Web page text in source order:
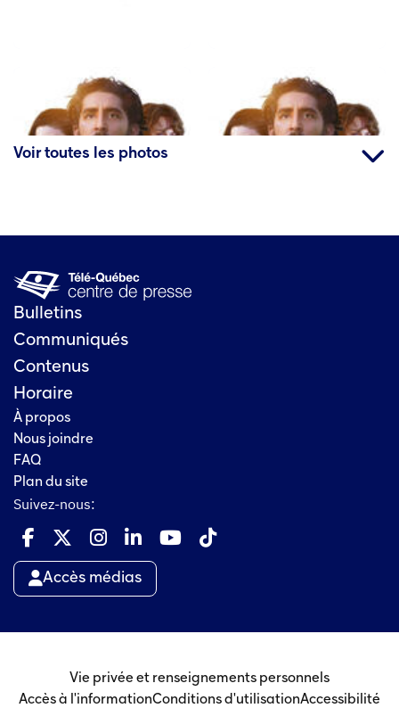
Voir toutes les photos
Bulletins
Communiqués
Contenus
Horaire
À propos
Nous joindre
FAQ
Plan du site
Suivez-nous:
Accès médias
Vie privée et renseignements personnels
Accès à l'informationConditions d'utilisationAccessibilité